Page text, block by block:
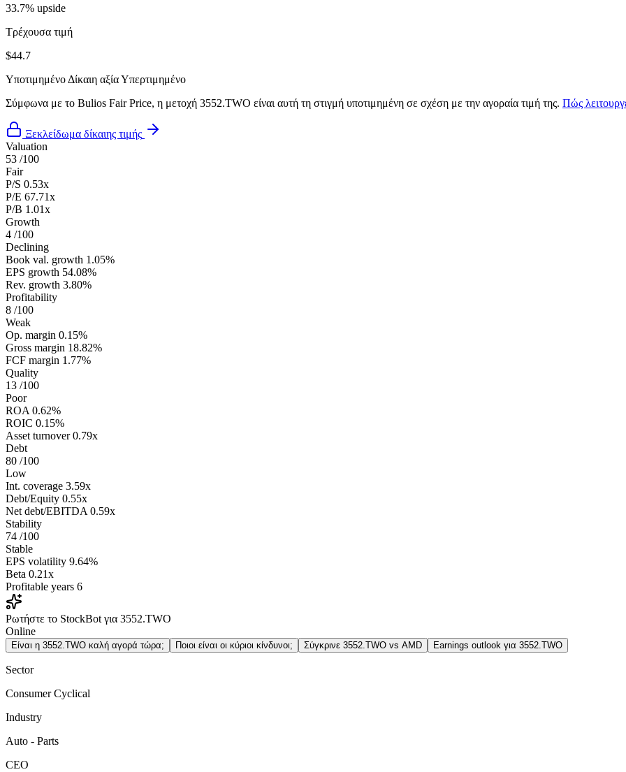
33.7% upside
Τρέχουσα τιμή
$44.7
Υποτιμημένο Δίκαιη αξίαΥπερτιμημένο
Σύμφωνα με το Bulios Fair Price, η μετοχή 3552.TWO είναι αυτή τη στιγμή υποτιμημένη σε σχέση με την αγοραία τιμή της. Πώς
Ξεκλείδωμα δίκαιης τιμής
Valuation
53 /100
Fair
P/S 0.53x
P/E 67.71x
P/B 1.01x
Growth
4 /100
Declining
Book val. growth 1.05%
EPS growth 54.08%
Rev. growth 3.80%
Profitability
8 /100
Weak
Op. margin 0.15%
Gross margin 18.82%
FCF margin 1.77%
Quality
13 /100
Poor
ROA 0.62%
ROIC 0.15%
Asset turnover 0.79x
Debt
80 /100
Low
Int. coverage 3.59x
Debt/Equity 0.55x
Net debt/EBITDA 0.59x
Stability
74 /100
Stable
EPS volatility 9.64%
Beta 0.21x
Profitable years 6
Ρωτήστε το StockBot για 3552.TWO
Online
Είναι η 3552.TWO καλή αγορά τώρα; Ποιοι είναι οι κύριοι κίνδυνοι; Σύγκρινε 3552.TWO vs AMD Earnings outlook για 3552.TWO
Sector
Consumer Cyclical
Industry
Auto - Parts
CEO